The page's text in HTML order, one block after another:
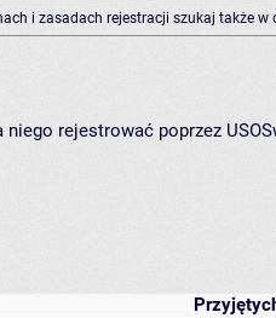
i zasadach rejestracji szukaj także
rejestrować poprzez